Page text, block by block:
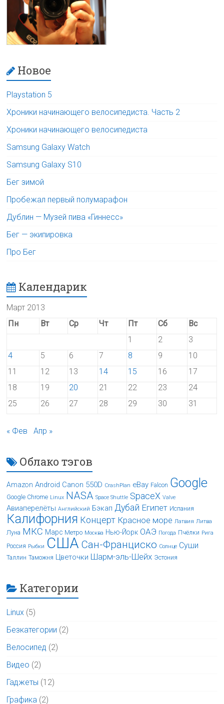
Новое
Playstation 5
Хроники начинающего велосипедиста. Часть 2
Хроники начинающего велосипедиста
Samsung Galaxy Watch
Samsung Galaxy S10
Бег зимой
Пробежал первый полумарафон
Дублин — Музей пива «Гиннесс»
Бег — экипировка
Про Бег
Календарик
Март 2013
Пн
Вт Ср Чт Пт Сб
Вс
1
2
3
4
5 6 7 8 9
10
11
12 13 14 15 16
17
18
19 20 21 22 23
24
25
26 27 28 29 30 31
« Фев Апр »
Облако тэгов
Amazon Android Canon 550D CrashPlan eBay Falcon Google
Google Chrome Linux NASA Space Shuttle SpaceX Valve
Авиаперелёты Английский Бэкап Дубай Египет Испания
Калифорния Концерт Красное море Латвия Литва
Луна МКС Марс Метро Москва Нью-Йорк ОАЭ Погода Пчёлки Рига
Россия Рыбки США Сан-Франциско Солнце Суши
Таллин Таможня Цветочки Шарм-эль-Шейх Эстония
Категории
Linux (5)
Безкатегории (2)
Велосипед (2)
Видео (2)
Гаджеты (12)
Графика (2)